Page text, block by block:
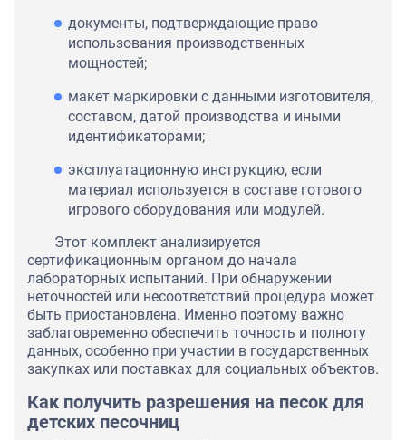
документы, подтверждающие право
использования производственных
мощностей;
макет маркировки с данными изготовителя,
составом, датой производства и иными
идентификаторами;
эксплуатационную инструкцию, если
материал используется в составе готового
игрового оборудования или модулей.
Этот комплект анализируется
сертификационным органом до начала
лабораторных испытаний. При обнаружении
неточностей или несоответствий процедура может
быть приостановлена. Именно поэтому важно
заблаговременно обеспечить точность и полноту
данных, особенно при участии в государственных
закупках или поставках для социальных объектов.
Как получить разрешения на песок для
детских песочниц